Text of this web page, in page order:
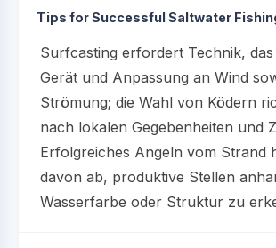
Tips for Successful Saltwater
Surfcasting erfordert Technik, das
Gerät und Anpassung an Wind
Strömung; die Wahl von Ködern
nach lokalen Gegebenheiten und
Erfolgreiches Angeln vom Strand
davon ab, produktive Stellen
Wasserfarbe oder Struktur zu